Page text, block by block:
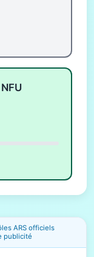
ARS officiels
publicité